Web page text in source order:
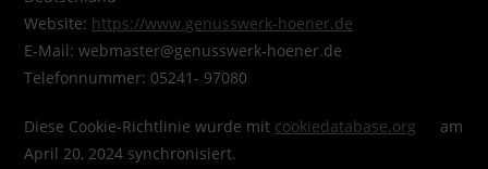
Website: https://www.genusswerk-hoener.de
E-Mail:webmaster@genusswerk-hoener.de
Telefonnummer: 05241- 97080
Diese Cookie-Richtlinie wurde mit cookiedatabase.org
am
April 20, 2024 synchronisiert.